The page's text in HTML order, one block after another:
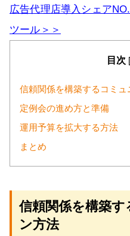
広告代理店導入シェア
ツール＞＞
目次 [
信頼関係を構築するコミ
定例会の進め方と準備
運用予算を拡大する方法
まとめ
信頼関係を構築
ン方法